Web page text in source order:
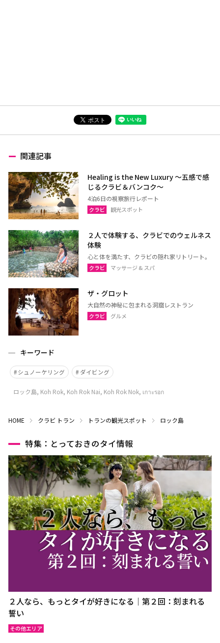
関連記事
Healing is the New Luxury ～五感で感
じるクラビ＆バンコク～
4泊6日の視察旅行レポート
クラビ 観光スポット
２人で体験する、クラビでのウェルネス
体験
心と体を満たす、クラビの隠れ家リトリート。
クラビ マッサージ & スパ
ザ・グロット
大自然の神秘に包まれる洞窟レストラン
クラビ グルメ
キーワード
シュノーケリング ダイビング
ロック島, Koh Rok, Koh Rok Nai, Koh Rok Nok, เกาะรอก
HOME クラビ トラン トランの観光スポット ロック島
特集：とっておきのタイ情報
２人なら、もっとタイが好きになる｜第２回：刻まれる
誓い
その他エリア